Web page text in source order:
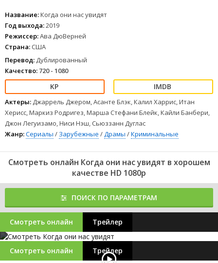
Название:Когда они нас увидят
Год выхода:2019
Режиссер:Ава ДюВерней
Страна: США
Перевод: Дублированный
Качество: 720 - 1080
Актеры: Джаррель Джером, Асанте Блэк, Калил Харрис, Итан
Херисс, Маркиз Родригез, Марша Стефани Блейк, Кайли Банбери,
Джон Легуизамо, Ниси Нэш, Сьюззанн Дуглас
Жанр:Сериалы / Зарубежные /Драмы /Криминальные
Смотреть онлайн Когда они нас увидят в хорошем
качестве HD 1080p
ПОИСК ПО ПАРАМЕТРАМ
Смотреть онлайн Трейлер
Смотреть онлайн Трейлер